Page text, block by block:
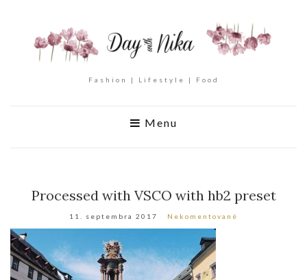
Fashion | Lifestyle | Food
Menu
Processed with VSCO with hb2 preset
11. septembra 2017 Nekomentované